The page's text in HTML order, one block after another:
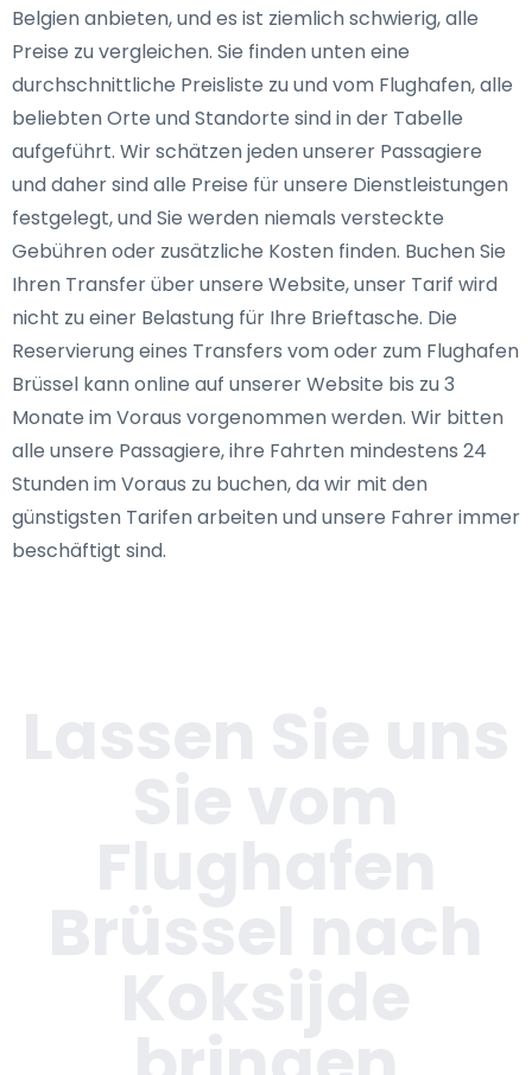
Belgien anbieten, und es ist ziemlich schwierig, alle
Preise zu vergleichen. Sie finden unten eine
durchschnittliche Preisliste zu und vom Flughafen, alle
beliebten Orte und Standorte sind in der Tabelle
aufgeführt. Wir schätzen jeden unserer Passagiere
und daher sind alle Preise für unsere Dienstleistungen
festgelegt, und Sie werden niemals versteckte
Gebühren oder zusätzliche Kosten finden. Buchen Sie
Ihren Transfer über unsere Website, unser Tarif wird
nicht zu einer Belastung für Ihre Brieftasche. Die
Reservierung eines Transfers vom oder zum Flughafen
Brüssel kann online auf unserer Website bis zu 3
Monate im Voraus vorgenommen werden. Wir bitten
alle unsere Passagiere, ihre Fahrten mindestens 24
Stunden im Voraus zu buchen, da wir mit den
günstigsten Tarifen arbeiten und unsere Fahrer immer
beschäftigt sind.